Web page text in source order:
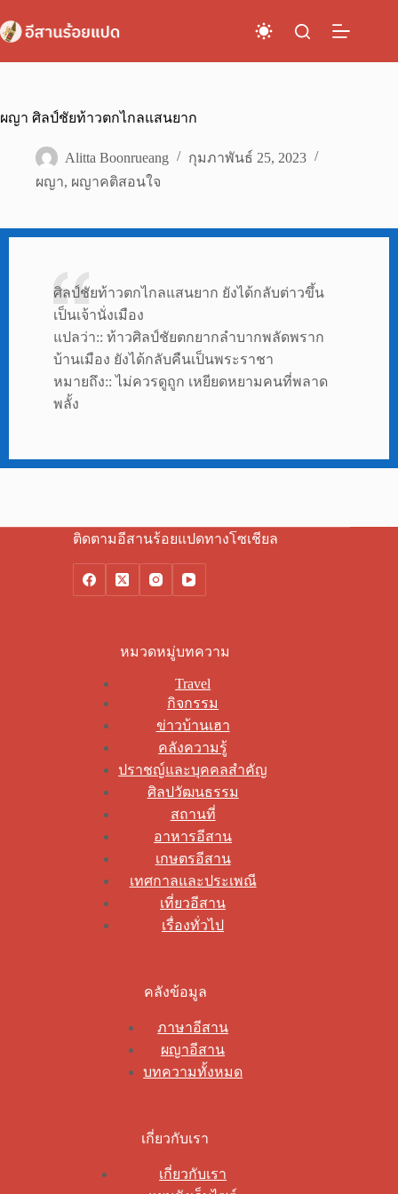
to
content
ผญา ศิลป์ชัยท้าวตกไกลแสนยาก
Alitta Boonrueang
กุมภาพันธ์ 25, 2023
ผญา, ผญาคติสอนใจ
ศิลป์ชัยท้าวตกไกลแสนยาก ยังได้กลับต่าวขึ้น
เป็นเจ้านั่งเมือง
แปลว่า:: ท้าวศิลป์ชัยตกยากลำบากพลัดพราก
บ้านเมือง ยังได้กลับคืนเป็นพระราชา
หมายถึง:: ไม่ควรดูถูก เหยียดหยามคนที่พลาด
พลั้ง
ติดตามอีสานร้อยแปดทางโซเชียล
หมวดหมู่บทความ
Travel
กิจกรรม
ข่าวบ้านเฮา
คลังความรู้
ปราชญ์และบุคคลสำคัญ
ศิลปวัฒนธรรม
สถานที่
อาหารอีสาน
เกษตรอีสาน
เทศกาลและประเพณี
เที่ยวอีสาน
เรื่องทั่วไป
คลังข้อมูล
ภาษาอีสาน
ผญาอีสาน
บทความทั้งหมด
เกี่ยวกับเรา
เกี่ยวกับเรา